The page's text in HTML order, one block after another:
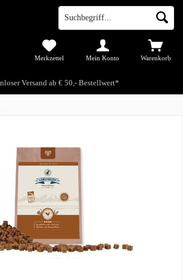
Versand ab € 50,- Bestellwert*
Warenkorb
Merkzettel Mein Konto